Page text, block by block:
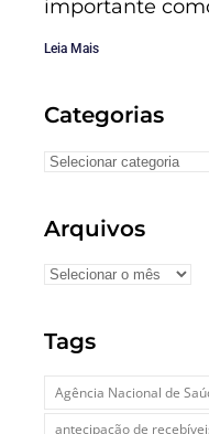
importante
Leia Mais
Categorias
Arquivos
Tags
Agência Nacional de
antecipação de